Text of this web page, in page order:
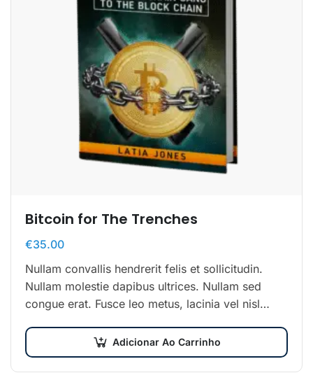
Bitcoin for The Trenches
€35.00
Nullam convallis hendrerit felis et sollicitudin.
Nullam molestie dapibus ultrices. Nullam sed
congue erat. Fusce leo metus, lacinia vel nisl
lectus, molestie mattis…Adicionar Ao Carrinho